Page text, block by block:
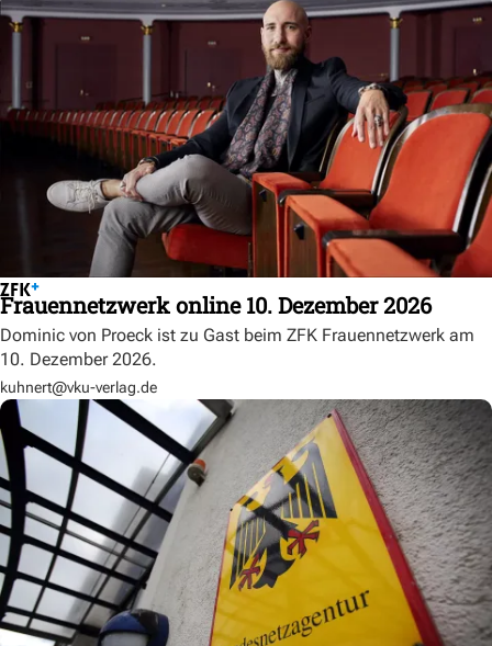
Frauennetzwerk online 10. Dezember 2026
Dominic von Proeck ist zu Gast beim ZFK Frauennetzwerk am
10. Dezember 2026.
kuhnert@vku-verlag.de